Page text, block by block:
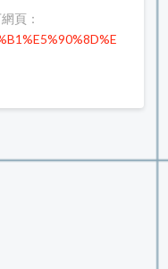
頁：